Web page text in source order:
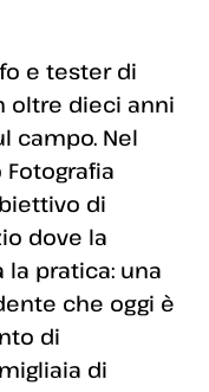
e tester di
oltre dieci anni
campo. Nel
di
dove la
pratica: una
che oggi è
di
di